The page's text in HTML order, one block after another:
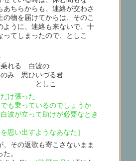
あちらからも、連絡が交わさ
の物を届けてからは、そのこ
ように、連絡も来ないで、十
ってしまったので、としこ
れる 白波の
み 思ひいづる君
こ
だけ張った
乗っているのでしょうか
って助けが必要なとき
い出すようなあなた］
、その返歌も寄こさないまま
。